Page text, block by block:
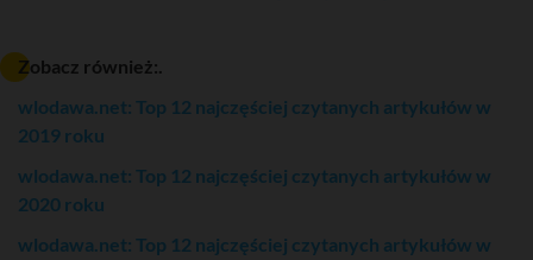
Zobacz również:.
wlodawa.net: Top 12 najczęściej czytanych artykułów w
2019 roku
wlodawa.net: Top 12 najczęściej czytanych artykułów w
2020 roku
wlodawa.net: Top 12 najczęściej czytanych artykułów w